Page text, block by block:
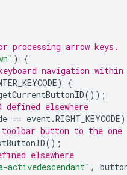
processing arrow keys.
)
{
navigation
)
{
());
elsewhere
== event .RIGHT_KEYCODE)
toolbar button to the
();
elsewhere
activedescendant" ,